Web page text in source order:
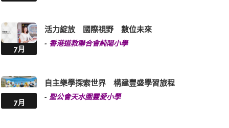
7月
活力綻放 國際視野 數位未來
- 香港道教聯合會純陽小學
7月
自主樂學探索世界 構建豐盛學習旅程
- 聖公會天水圍靈愛小學